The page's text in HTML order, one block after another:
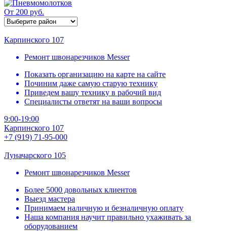
От 200 руб.
Карпинского 107
Ремонт швонарезчиков Messer
Показать организацию на карте на сайте
Починим даже самую старую технику
Приведем вашу технику в рабочий вид
Специалисты ответят на ваши вопросы
9:00-19:00
Карпинского 107
+7 (919) 71-95-000
Луначарского 105
Ремонт швонарезчиков Messer
Более 5000 довольных клиентов
Выезд мастера
Принимаем наличную и безналичную оплату
Наша компания научит правильно ухаживать за
оборудованием